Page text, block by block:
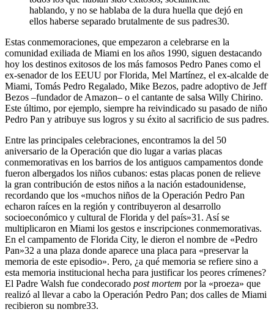
hablando, y no se hablaba de la dura huella que dejó en
ellos haberse separado brutalmente de sus padres30.
Estas conmemoraciones, que empezaron a celebrarse en la
comunidad exiliada de Miami en los años 1990, siguen destacando
hoy los destinos exitosos de los más famosos Pedro Panes como el
ex-senador de los EEUU por Florida, Mel Martínez, el ex-alcalde de
Miami, Tomás Pedro Regalado, Mike Bezos, padre adoptivo de Jeff
Bezos –fundador de Amazon– o el cantante de salsa Willy Chirino.
Este último, por ejemplo, siempre ha reivindicado su pasado de niño
Pedro Pan y atribuye sus logros y su éxito al sacrificio de sus padres.
Entre las principales celebraciones, encontramos la del 50
aniversario de la Operación que dio lugar a varias placas
conmemorativas en los barrios de los antiguos campamentos donde
fueron albergados los niños cubanos: estas placas ponen de relieve
la gran contribución de estos niños a la nación estadounidense,
recordando que los «muchos niños de la Operación Pedro Pan
echaron raíces en la región y contribuyeron al desarrollo
socioeconómico y cultural de Florida y del país»31 . Así se
multiplicaron en Miami los gestos e inscripciones conmemorativas.
En el campamento de Florida City, le dieron el nombre de «Pedro
Pan»32 a una plaza donde aparece una placa para «preservar la
memoria de este episodio». Pero, ¿a qué memoria se refiere sino a
esta memoria institucional hecha para justificar los peores crímenes?
El Padre Walsh fue condecorado post mortem por la «proeza» que
realizó al llevar a cabo la Operación Pedro Pan; dos calles de Miami
recibieron su nombre33.